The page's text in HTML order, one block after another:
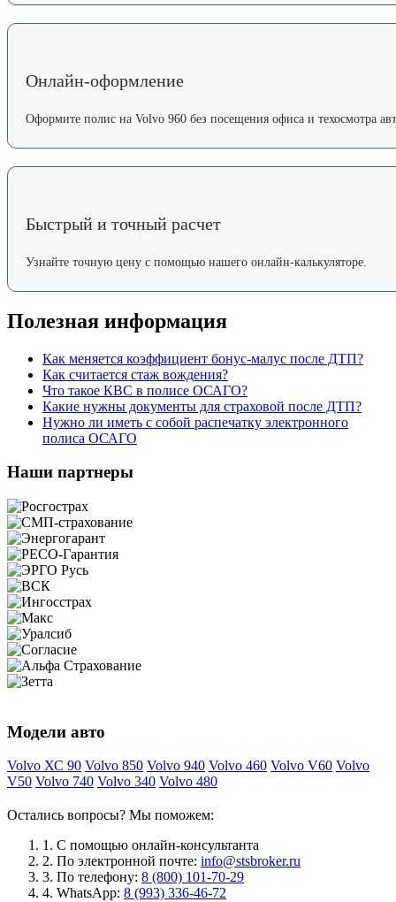
Онлайн-оформление
Оформите полис на Volvo 960 без посещения офиса и техосмотра
Быстрый и точный расчет
Узнайте точную цену с помощью нашего онлайн-калькуляторе.
Полезная информация
Как меняется коэффициент бонус-малус после ДТП?
Как считается стаж вождения?
Что такое КВС в полисе ОСАГО?
Какие нужны документы для страховой после ДТП?
Нужно ли иметь с собой распечатку электронного
полиса ОСАГО
Наши партнеры
Модели авто
Volvo ХС 90 Volvo 850 Volvo 940 Volvo 460 Volvo V60 Volvo
V50 Volvo 740 Volvo 340 Volvo 480
Остались вопросы? Мы поможем:
1. С помощью онлайн-консультанта
2. По электронной почте: info@stsbroker.ru
3. По телефону: 8 (800) 101-70-29
4. WhatsApp: 8 (993) 336-46-72